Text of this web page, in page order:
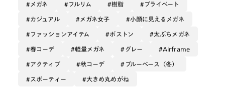
軽量樹脂製×ラバー鼻パッドの快適さはそのまま、より
ファッショナブルにかけられます。
ゴツめメガネで落ちにくいものをお探しの方にオススメ
です◎
着用画像はトレンドのグレー。
透け感があるので、軽やかな印象でかけられます！
形も丸い玉型で柔らかい雰囲気になれます◎
メガネ フルリム 樹脂 プライベート
カジュアル メガネ女子 小顔に見えるメガネ
ファッションアイテム ボストン 太ぶちメガネ
春コーデ 軽量メガネ グレー Airframe
アクティブ 秋コーデ ブルーベース（冬）
スポーティー 大きめ丸めがね